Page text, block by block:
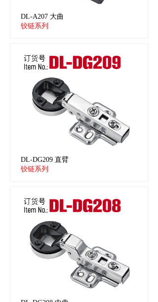
DL-A207 大曲
铰链系列
DL-DG209 直臂
铰链系列